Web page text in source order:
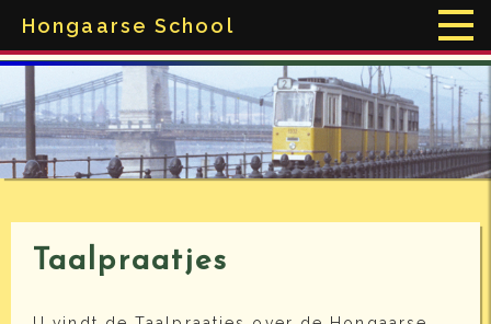
Taalpraatjes
Hongaarse School